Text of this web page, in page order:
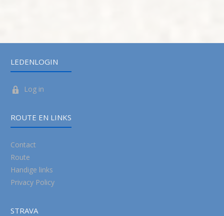
LEDENLOGIN
Log in
ROUTE EN LINKS
Contact
Route
Handige links
Privacy Policy
STRAVA